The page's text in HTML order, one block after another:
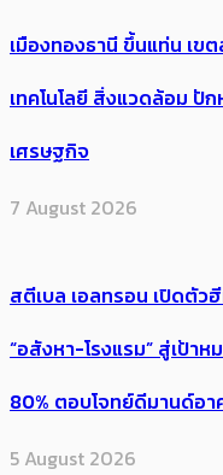
เมืองทองธานี ขึ้นแท่น เข
เทคโนโลยี สิ่งแวดล้อม ปั
เศรษฐกิจ
7 August 2026
สตีเบล เอลทรอน เปิดตัว
“อสังหา-โรงแรม” สู่เป้า
80% ตอบโจทย์ดีมานด์อา
5 August 2026